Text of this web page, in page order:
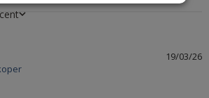
19/03/26